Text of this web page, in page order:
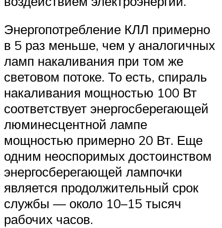
Энергопотребление КЛЛ примерно
в 5 раз меньше, чем у аналогичных
ламп накаливания при том же
световом потоке. То есть, спираль
накаливания мощностью 100 Вт
соответствует энергосберегающей
люминесцентной лампе
мощностью примерно 20 Вт. Еще
одним неоспоримых достоинством
энергосберегающей лампочки
является продолжительный срок
службы — около 10–15 тысяч
рабочих часов.